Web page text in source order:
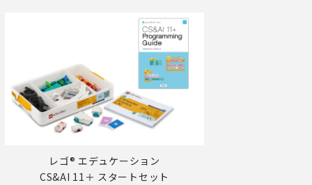
レゴ® エデュケーション
CS&AI 11＋ スタートセット